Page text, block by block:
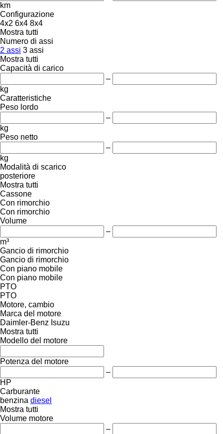
km
Configurazione
4x2 6x4 8x4
Mostra tutti
Numero di assi
2 assi 3 assi
Mostra tutti
Capacità di carico
–
kg
Caratteristiche
Peso lordo
–
kg
Peso netto
–
kg
Modalità di scarico
posteriore
Mostra tutti
Cassone
Con rimorchio
Con rimorchio
Volume
–
m³
Gancio di rimorchio
Gancio di rimorchio
Con piano mobile
Con piano mobile
PTO
PTO
Motore, cambio
Marca del motore
Daimler-Benz Isuzu
Mostra tutti
Modello del motore
Potenza del motore
–
HP
Carburante
benzina diesel
Mostra tutti
Volume motore
–